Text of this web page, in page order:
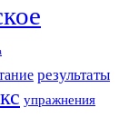
результаты
упражнения